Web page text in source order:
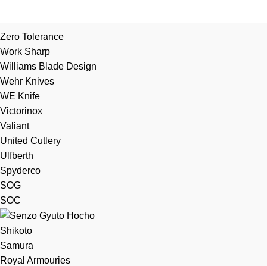
Zero Tolerance
Work Sharp
Williams Blade Design
Wehr Knives
WE Knife
Victorinox
Valiant
United Cutlery
Ulfberth
Spyderco
SOG
SOC
Shikoto
Samura
Royal Armouries